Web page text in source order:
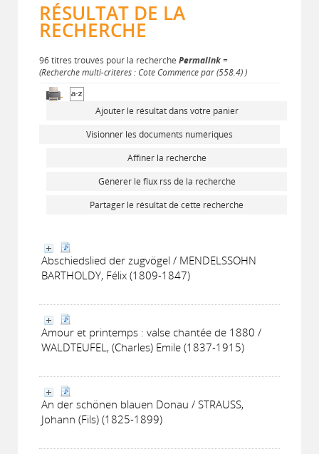
RÉSULTAT DE LA
RECHERCHE
96 titres trouvés pour la recherche Permalink=
(Recherche multi-critères : Cote Commence par (558.4) )
Ajouter le résultat dans votre panier
Visionner les documents numériques
Affiner la recherche
Générer le flux rss de la recherche
Partager le résultat de cette recherche
Abschiedslied der zugvögel / MENDELSSOHN
BARTHOLDY, Félix (1809-1847)
Amour et printemps : valse chantée de 1880 /
WALDTEUFEL, (Charles) Emile (1837-1915)
An der schönen blauen Donau / STRAUSS,
Johann (Fils) (1825-1899)